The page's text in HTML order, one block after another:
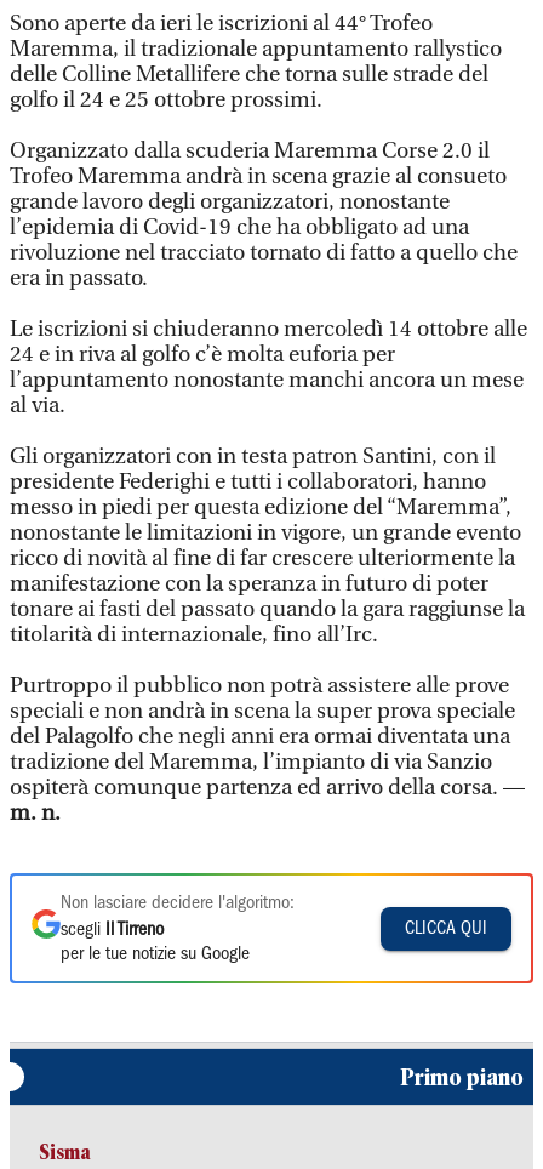
Sono aperte da ieri le iscrizioni al 44° Trofeo
Maremma, il tradizionale appuntamento rallystico
delle Colline Metallifere che torna sulle strade del
golfo il 24 e 25 ottobre prossimi.
Organizzato dalla scuderia Maremma Corse 2.0 il
Trofeo Maremma andrà in scena grazie al consueto
grande lavoro degli organizzatori, nonostante
l’epidemia di Covid-19 che ha obbligato ad una
rivoluzione nel tracciato tornato di fatto a quello che
era in passato.
Le iscrizioni si chiuderanno mercoledì 14 ottobre alle
24 e in riva al golfo c’è molta euforia per
l’appuntamento nonostante manchi ancora un mese
al via.
Gli organizzatori con in testa patron Santini, con il
presidente Federighi e tutti i collaboratori, hanno
messo in piedi per questa edizione del “Maremma”,
nonostante le limitazioni in vigore, un grande evento
ricco di novità al fine di far crescere ulteriormente la
manifestazione con la speranza in futuro di poter
tonare ai fasti del passato quando la gara raggiunse la
titolarità di internazionale, fino all’Irc.
Purtroppo il pubblico non potrà assistere alle prove
speciali e non andrà in scena la super prova speciale
del Palagolfo che negli anni era ormai diventata una
tradizione del Maremma, l’impianto di via Sanzio
ospiterà comunque partenza ed arrivo della corsa. —
m. n.
Non lasciare decidere l'algoritmo:
scegli
Il Tirreno
per le tue notizie su Google
CLICCA QUI
Primo piano
Sisma